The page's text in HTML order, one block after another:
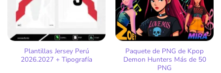
Plantillas Jersey Perú
2026.2027 + Tipografía
Paquete de PNG de Kpop
Demon Hunters Más de 50
PNG